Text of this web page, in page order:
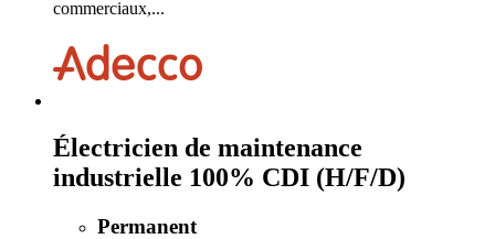
commerciaux,...
Électricien de maintenance
industrielle 100% CDI (H/F/D)
Permanent